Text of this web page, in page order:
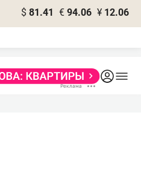
$ 81.41 € 94.06 ¥ 12.06